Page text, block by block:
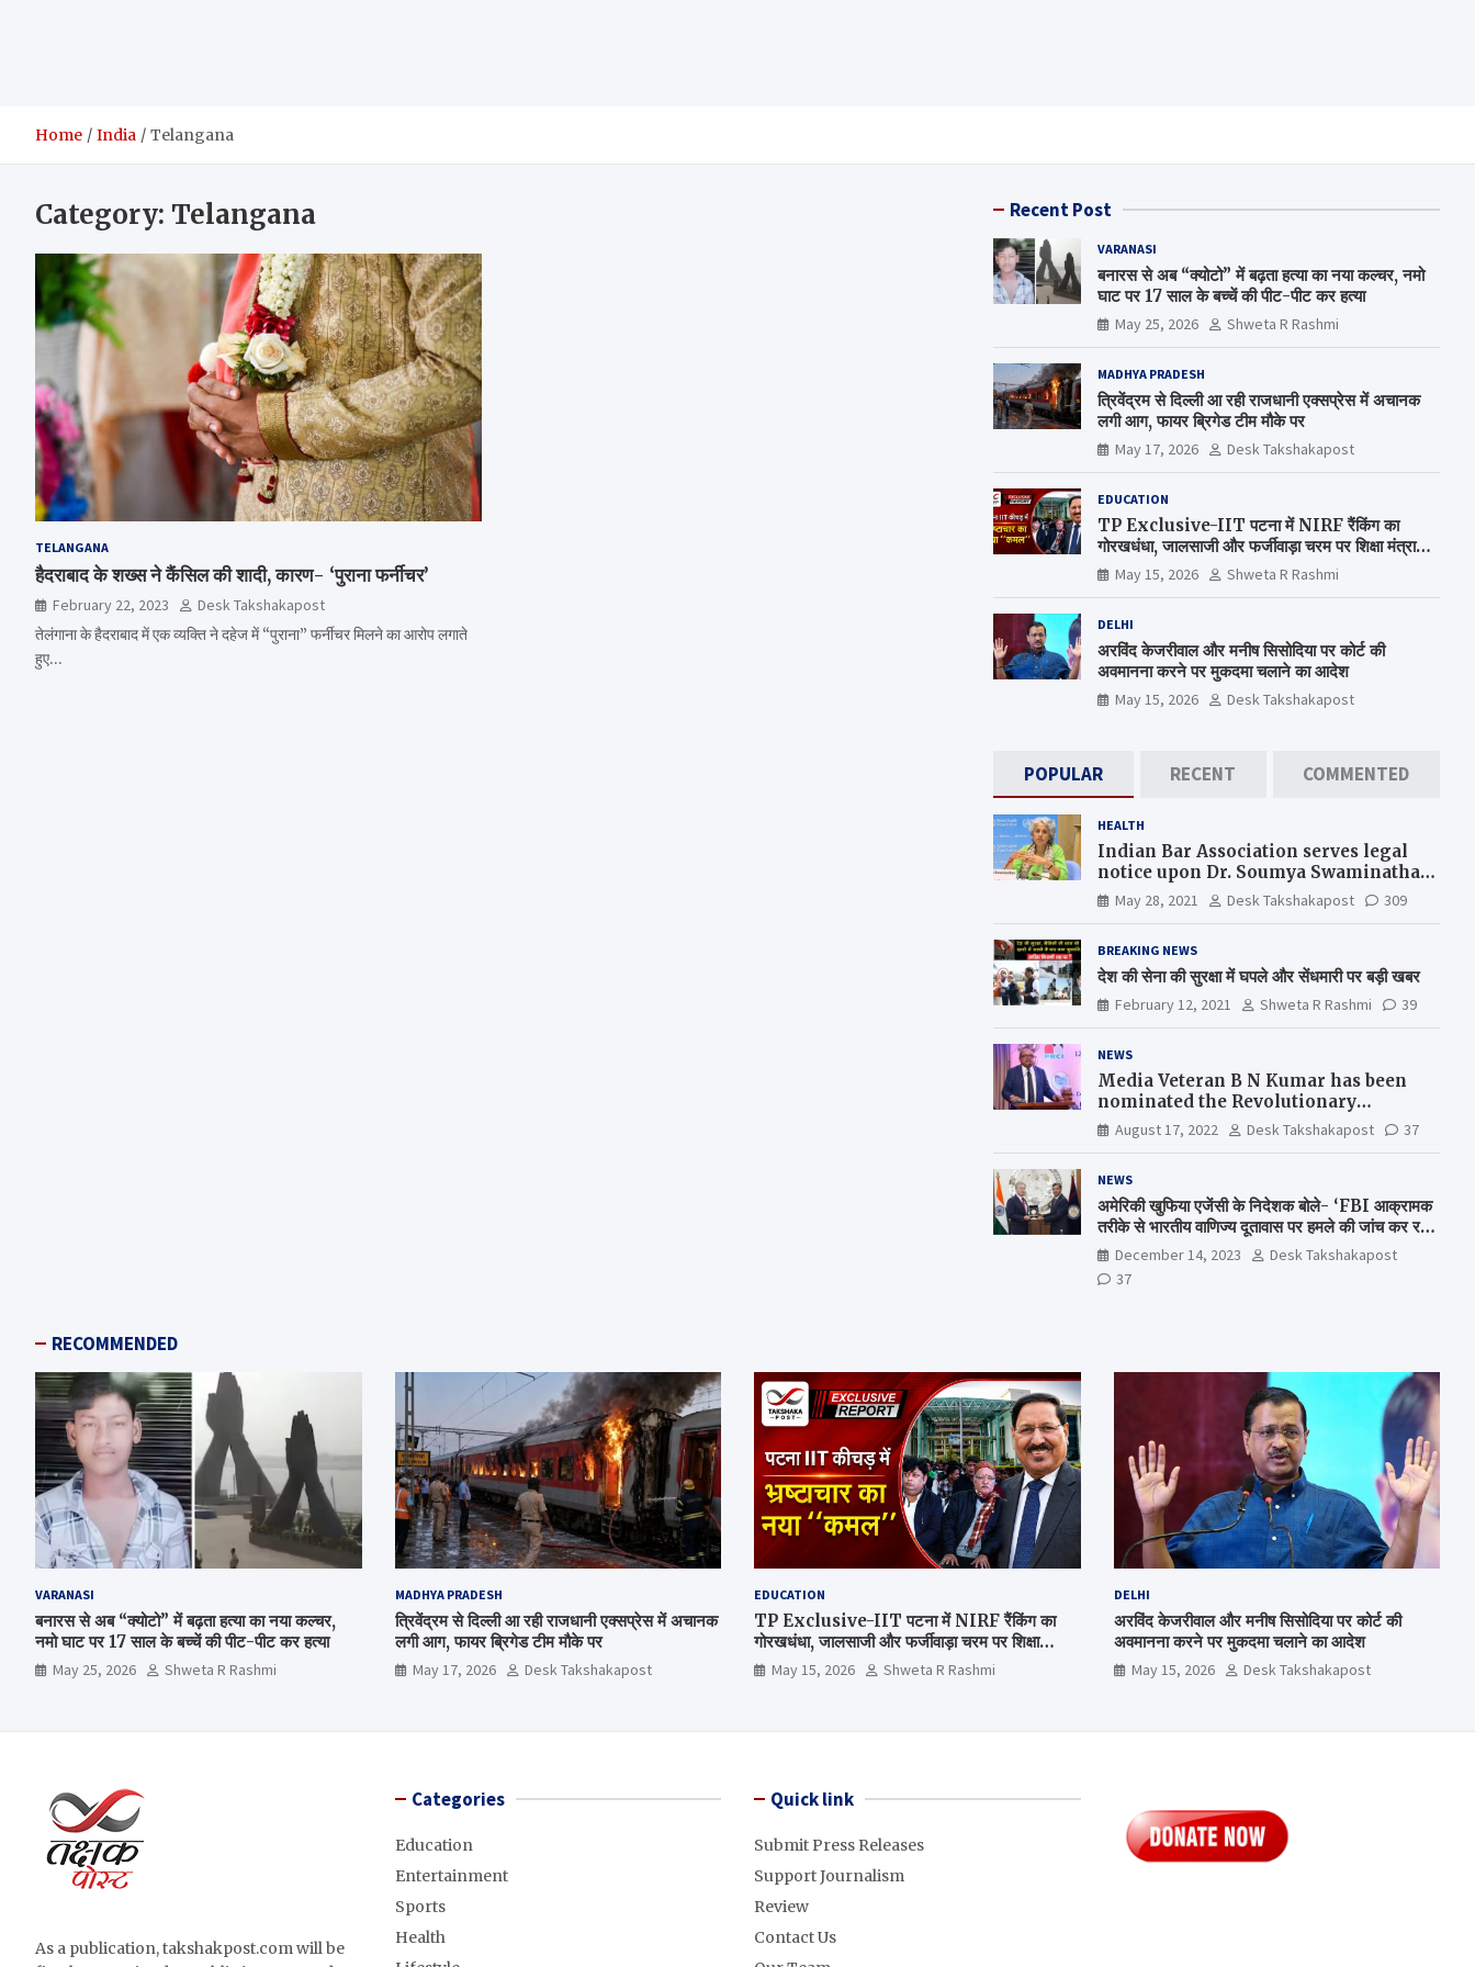
Home India Telangana
Category: Telangana
TELANGANA
हैदराबाद के शख्स ने कैंसिल की शादी, कारण- ‘पुराना फर्नीचर’
February 22, 2023
Desk Takshakapost
तेलंगाना के हैदराबाद में एक व्यक्ति ने दहेज में “पुराना” फर्नीचर मिलने का आरोप लगाते
हुए…
Recent Post
VARANASI
बनारस से अब “क्योटो” में बढ़ता हत्या का नया कल्चर, नमो
घाट पर 17 साल के बच्चें की पीट-पीट कर हत्या
May 25, 2026 Shweta R Rashmi
MADHYA PRADESH
त्रिवेंद्रम से दिल्ली आ रही राजधानी एक्सप्रेस में अचानक
लगी आग, फायर ब्रिगेड टीम मौके पर
May 17, 2026 Desk Takshakapost
EDUCATION
TP Exclusive-IIT पटना में NIRF रैंकिंग का
गोरखधंधा, जालसाजी और फर्जीवाड़ा चरम पर शिक्षा मंत्रालय
कब जागेगा ?
May 15, 2026 Shweta R Rashmi
DELHI
अरविंद केजरीवाल और मनीष सिसोदिया पर कोर्ट की
अवमानना करने पर मुकदमा चलाने का आदेश
May 15, 2026 Desk Takshakapost
POPULAR RECENT COMMENTED
HEALTH
Indian Bar Association serves legal
notice upon Dr. Soumya Swaminathan,
the Chief Scientist, WHO
May 28, 2021 Desk Takshakapost 309
BREAKING NEWS
देश की सेना की सुरक्षा में घपले और सेंधमारी पर बड़ी खबर
February 12, 2021 Shweta R Rashmi 39
NEWS
Media Veteran B N Kumar has been
nominated the Revolutionary
Comrade Shiv Varma Media Award
2022-23
August 17, 2022 Desk Takshakapost 37
NEWS
अमेरिकी खुफिया एजेंसी के निदेशक बोले- ‘FBI आक्रामक
तरीके से भारतीय वाणिज्य दूतावास पर हमले की जांच कर रही
है’ December 14, 2023
Desk Takshakapost
37
RECOMMENDED
VARANASI
बनारस से अब “क्योटो” में बढ़ता हत्या का नया कल्चर,
नमो घाट पर 17 साल के बच्चें की पीट-पीट कर हत्या
May 25, 2026 Shweta R Rashmi
MADHYA PRADESH
त्रिवेंद्रम से दिल्ली आ रही राजधानी एक्सप्रेस में अचानक
लगी आग, फायर ब्रिगेड टीम मौके पर
May 17, 2026 Desk Takshakapost
EDUCATION
TP Exclusive-IIT पटना में NIRF रैंकिंग का
गोरखधंधा, जालसाजी और फर्जीवाड़ा चरम पर शिक्षा
मंत्रालय कब जागेगा ?
May 15, 2026 Shweta R Rashmi
DELHI
अरविंद केजरीवाल और मनीष सिसोदिया पर कोर्ट की
अवमानना करने पर मुकदमा चलाने का आदेश
May 15, 2026 Desk Takshakapost
As a publication, takshakpost.com will be
Categories
Education
Entertainment
Sports
Health
Quick link
Submit Press Releases
Support Journalism
Review
Contact Us